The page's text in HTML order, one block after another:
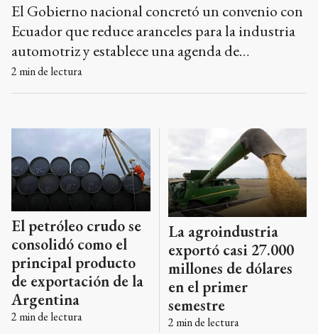
El Gobierno nacional concretó un convenio con
Ecuador que reduce aranceles para la industria
automotriz y establece una agenda de
cooperación estratégica en diversas áreas.
2 min de lectura
El petróleo crudo se
consolidó como el
principal producto
de exportación de la
Argentina
2 min de lectura
La agroindustria
exportó casi 27.000
millones de dólares
en el primer
semestre
2 min de lectura